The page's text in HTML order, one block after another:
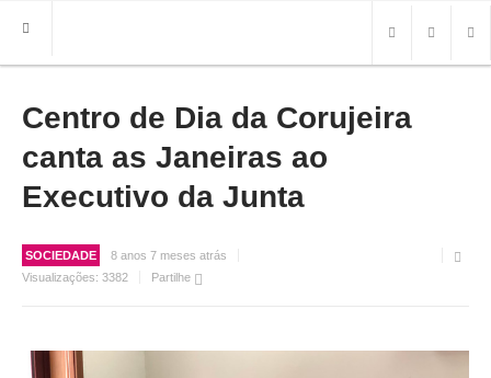
HOME
FREGUESIA
INFO
MAPA
ROTEIRO TURÍSTICO
Centro de Dia da Corujeira
canta as Janeiras ao
Executivo da Junta
SOCIEDADE
8 anos 7 meses atrás
Visualizações: 3382 Partilhe